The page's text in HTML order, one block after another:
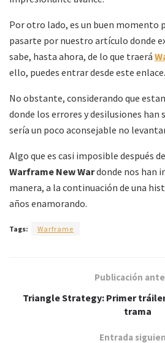
Por otro lado, es un buen momento
pasarte por nuestro artículo donde
sabe, hasta ahora, de lo que traerá
ello, puedes entrar desde este enlace.
No obstante, considerando que
donde los errores y desilusiones han
sería un poco aconsejable no
Algo que es casi imposible después
Warframe New Wardonde nos han
manera, a la continuación de una
años enamorando.
Tags: Warframe
Publicación
Triangle Strategy: Primer
trama
Entrada